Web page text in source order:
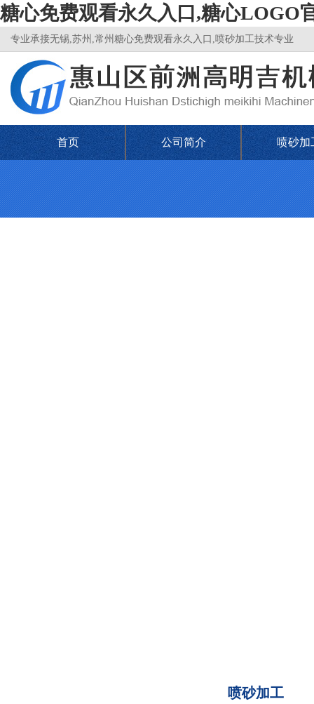
糖心免费观看永久入口,糖心LOGO
专业承接无锡,苏州,常州糖心免费观看永久入口,喷砂加工技术专业
首页 公司简介 喷砂加
喷砂加工